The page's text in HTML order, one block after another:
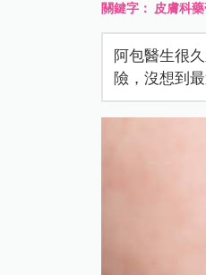
關鍵字： 皮膚科
阿包醫生很
險，沒想到